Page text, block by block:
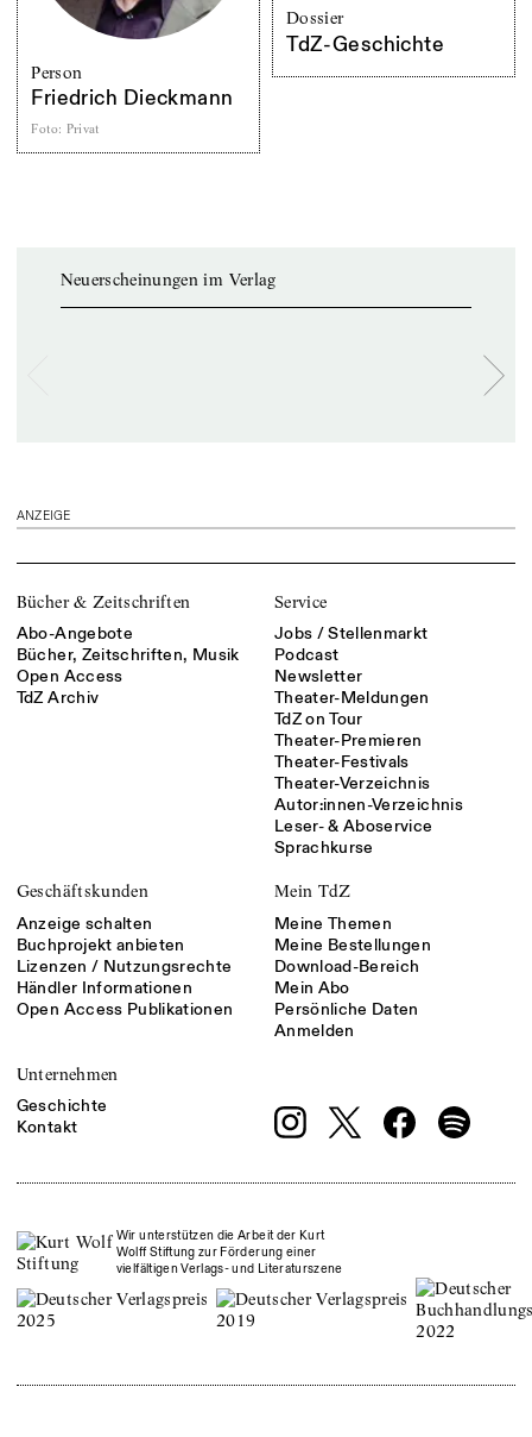
Person
Friedrich Dieckmann
Foto: Privat
Dossier
TdZ-Geschichte
Neuerscheinungen im Verlag
ANZEIGE
Bücher & Zeitschriften
Abo-Angebote
Bücher, Zeitschriften, Musik
Open Access
TdZ Archiv
Service
Jobs / Stellenmarkt
Podcast
Newsletter
Theater-Meldungen
TdZ on Tour
Theater-Premieren
Theater-Festivals
Theater-Verzeichnis
Autor:innen-Verzeichnis
Leser- & Aboservice
Sprachkurse
Geschäftskunden
Anzeige schalten
Buchprojekt anbieten
Lizenzen / Nutzungsrechte
Händler Informationen
Open Access Publikationen
Mein TdZ
Meine Themen
Meine Bestellungen
Download-Bereich
Mein Abo
Persönliche Daten
Anmelden
Unternehmen
Geschichte
Kontakt
Wir unterstützen die Arbeit der Kurt
Wolff Stiftung zur Förderung einer
vielfältigen Verlags- und Literaturszene